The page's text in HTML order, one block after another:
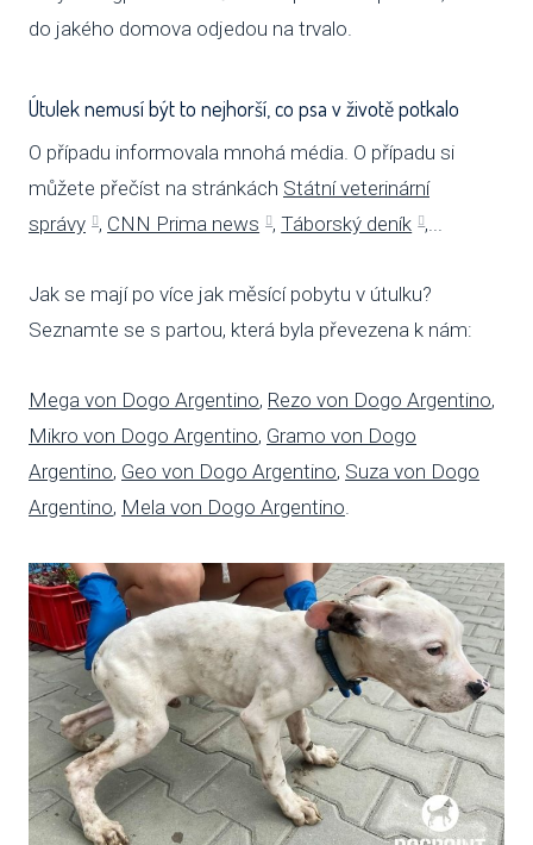
do jakého domova odjedou na trvalo.
Útulek nemusí být to nejhorší, co psa v životě potkalo
O případu informovala mnohá média. O případu si
můžete přečíst na stránkách Státní veterinární
správy , CNN Prima news ,Táborský deník ,...
Jak se mají po více jak měsící pobytu v útulku?
Seznamte se s partou, která byla převezena k nám:
Mega von Dogo Argentino, Rezo von Dogo Argentino,
Mikro von Dogo Argentino, Gramo von Dogo
Argentino, Geo von Dogo Argentino, Suza von Dogo
Argentino, Mela von Dogo Argentino